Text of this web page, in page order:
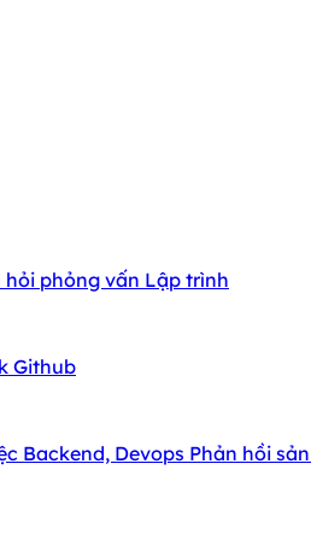
hỏi phỏng vấn Lập trình
Github
Backend, Devops Phản hồi